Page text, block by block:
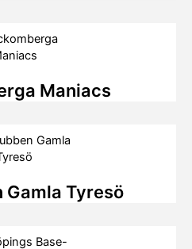
Maniacs
Gamla Tyresö